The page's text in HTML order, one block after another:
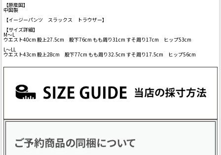
【原産国】
中国製
【イージーパンツ スラックス トラウザー】
【サイズ詳細】
M～L
ウエスト40cm 股上27.5cm 股下76cm もも周り31cm すそ周り17cm ヒップ53cm
L～LL
ウエスト43cm 股上28cm 股下77cm もも周り32.5cm すそ周り17.5cm ヒップ56cm